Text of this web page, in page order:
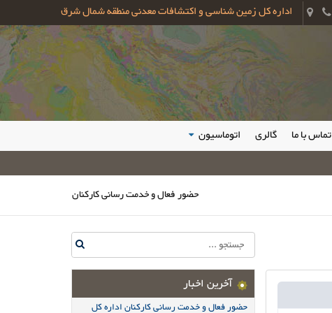
اداره کل زمین شناسی و اکتشافات معدنی منطقه شمال شرق
تماس با ما گالری اتوماسیون
حضور فعال و خدمت رسانی کارکنان اداره کل زمین شناسی و
آخرین اخبار
حضور فعال و خدمت رسانی کارکنان اداره کل